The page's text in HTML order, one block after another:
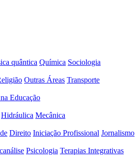
quântica Química Sociologia
Outras Áreas Transporte
Educação
Hidráulica Mecânica
Direito Iniciação Profissional Jornalismo
Psicologia Terapias Integrativas